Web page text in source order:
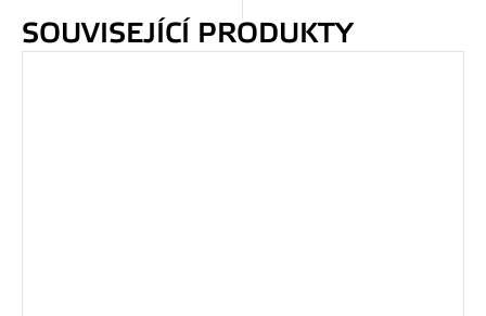
SOUVISEJÍCÍ PRODUKTY